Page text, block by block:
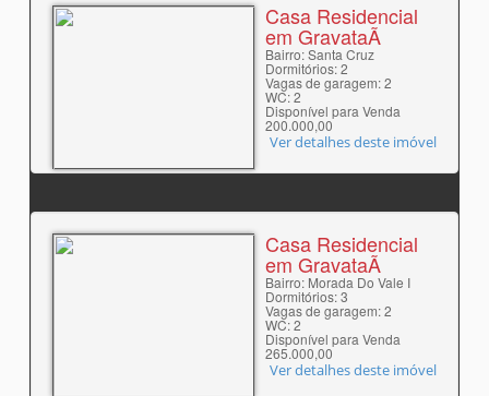
Casa Residencial
em GravataÃ­
Bairro: Santa Cruz
Dormitórios: 2
Vagas de garagem: 2
WC: 2
Disponível para Venda
200.000,00
Ver detalhes deste imóvel
Casa Residencial
em GravataÃ­
Bairro: Morada Do Vale I
Dormitórios: 3
Vagas de garagem: 2
WC: 2
Disponível para Venda
265.000,00
Ver detalhes deste imóvel